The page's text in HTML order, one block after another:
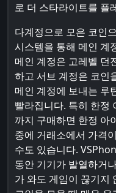
로 더 스타라이트를 플
다계정으로 모은 코인
시스템을 통해 메인 계
메인 계정은 고레벨 던
하고 서브 계정은 코인
메인 계정에 보내는 루
빨라집니다. 특히 한정
까지 구매하면 한정 아
중에 거래소에서 가격
수도 있습니다.
동안 기기가 발열하거
가 와도 게임이 끊기지